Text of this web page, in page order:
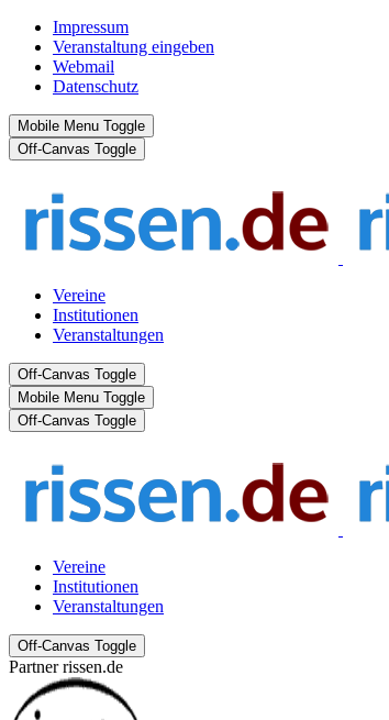
Impressum
Veranstaltung eingeben
Webmail
Datenschutz
Mobile Menu Toggle
Off-Canvas Toggle
Vereine
Institutionen
Veranstaltungen
Off-Canvas Toggle
Mobile Menu Toggle
Off-Canvas Toggle
Vereine
Institutionen
Veranstaltungen
Off-Canvas Toggle
Partner rissen.de